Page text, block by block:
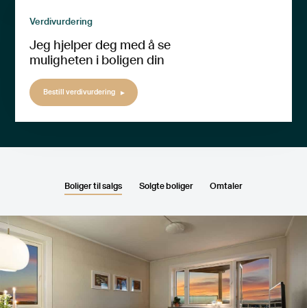
Verdivurdering
Jeg hjelper deg med å se
muligheten i boligen din
Bestill verdivurdering
Boliger til salgs Solgte boliger Omtaler